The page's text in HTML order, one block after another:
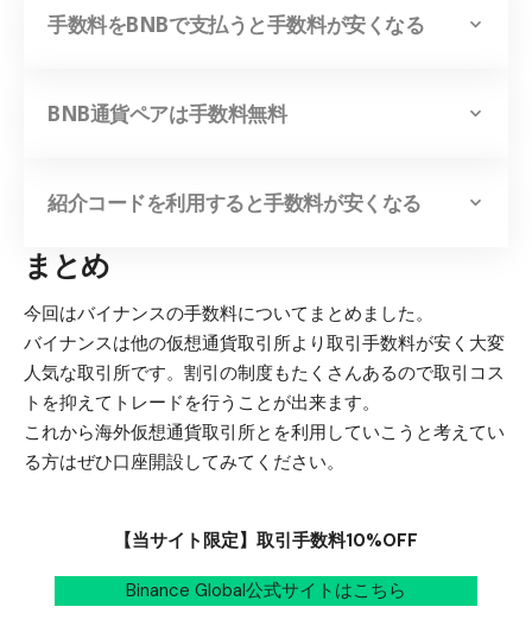
手数料をBNBで支払うと手数料が安くなる
BNB通貨ペアは手数料無料
紹介コードを利用すると手数料が安くなる
まとめ
今回はバイナンスの手数料についてまとめました。
バイナンスは他の仮想通貨取引所より取引手数料が安く大変
人気な取引所です。割引の制度もたくさんあるので取引コス
トを抑えてトレードを行うことが出来ます。
これから海外仮想通貨取引所とを利用していこうと考えてい
る方はぜひ口座開設してみてください。
【当サイト限定】取引手数料10%OFF
Binance Global公式サイトはこちら